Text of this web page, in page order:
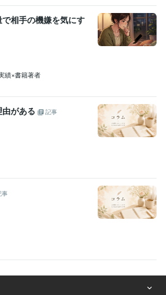
相手の機嫌を気にす
績×書籍著者
がある
記事
事